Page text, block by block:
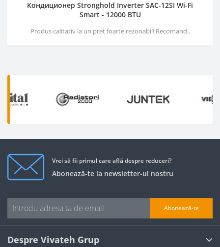
Кондиционер Stronghold Inverter SAC-12SI Wi-Fi
Smart - 12000 BTU
Produs calitativ la un pret foarte rezonabil! Recomand..
Vrei să fii primul care află despre reduceri?
Abonează-te la newsletter-ul nostru
Abonează-te
Despre Vivateh Grup